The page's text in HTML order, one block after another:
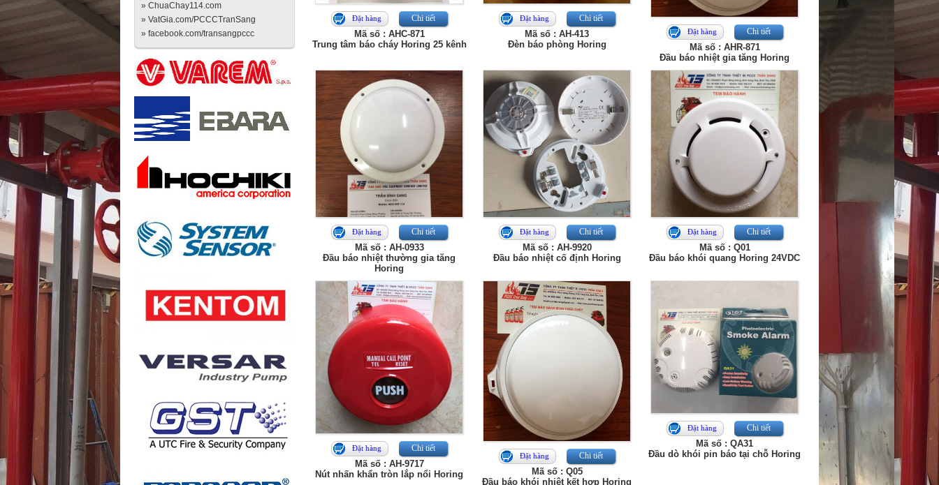
» ChuaChay114.com
» VatGia.com/PCCCTranSang
» facebook.com/transangpccc
Đặt hàng Chi tiết
Mã số : AHC-871
Trung tâm báo cháy Horing 25 kênh
Đặt hàng Chi tiết
Mã số : AH-413
Đèn báo phòng Horing
Đặt hàng Chi tiết
Mã số : AHR-871
Đầu báo nhiệt gia tăng Horing
Đặt hàng Chi tiết
Mã số : AH-0933
Đầu báo nhiệt thường gia tăng
Horing
Đặt hàng Chi tiết
Mã số : AH-9920
Đầu báo nhiệt cố định Horing
Đặt hàng Chi tiết
Mã số : Q01
Đầu báo khói quang Horing 24VDC
Đặt hàng Chi tiết
Mã số : AH-9717
Nút nhấn khẩn tròn lắp nổi Horing
Đặt hàng Chi tiết
Mã số : Q05
Đầu báo khói nhiệt kết hợp Horing
Đặt hàng Chi tiết
Mã số : QA31
Đầu dò khói pin báo tại chỗ Horing